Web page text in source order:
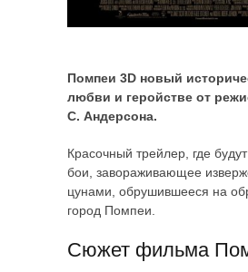
Помпеи 3D новый
любви и геройстве от
С. Андерсона.
Красочный трейлер, где
бои, завораживающее
цунами, обрушившееся на
город Помпеи.
Сюжет фильма